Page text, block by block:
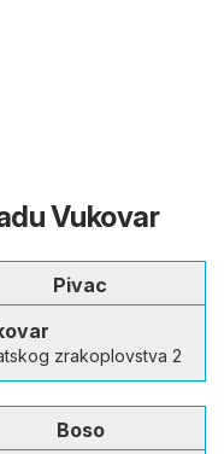
Vukovar
Pivac
zrakoplovstva 2
Boso